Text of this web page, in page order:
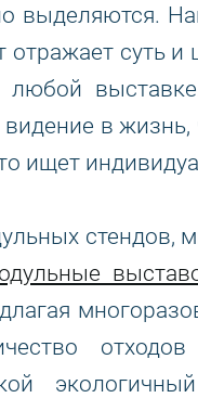
выделяются.
отражает суть
любой
в
ищет
стендов,